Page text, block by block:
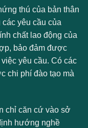
thú của bản thân
yêu cầu của
chất lao động của
bảo đảm được
yêu cầu. Có các
chi phí đào tạo mà
chỉ căn cứ vào sở
hướng nghề